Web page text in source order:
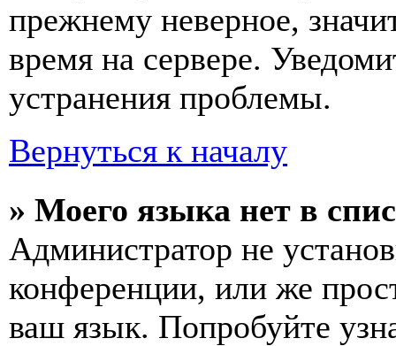
прежнему неверное,
время на сервере.
устранения проблемы.
Вернуться к началу
» Моего языка нет в
Администратор не
конференции, или же
ваш язык. Попробуйте